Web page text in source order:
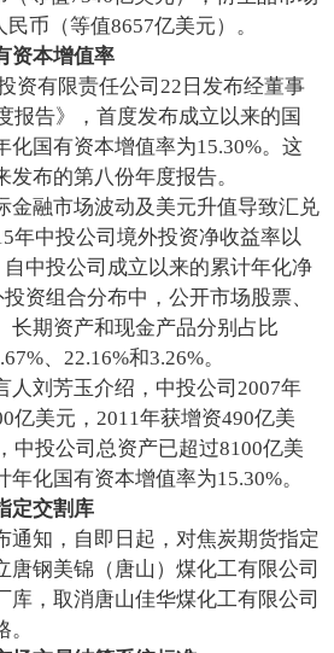
币（等值8657亿美元）。
资本增值率
资有限责任公司22日发布经董事
报告》，首度发布成立以来的国
化国有资本增值率为15.30%。这
布的第八份年度报告。
金融市场波动及美元升值导致汇兑
年中投公司境外投资净收益率以
中投公司成立以来的累计年化净
资组合分布中，公开市场股票、
长期资产和现金产品分别占比
、22.16%和3.26%。
人刘芳玉介绍，中投公司2007年
亿美元，2011年获增资490亿美
中投公司总资产已超过8100亿美
化国有资本增值率为15.30%。
定交割库
通知，自即日起，对焦炭期货指定
唐钢美锦（唐山）煤化工有限公司
库，取消唐山佳华煤化工有限公司